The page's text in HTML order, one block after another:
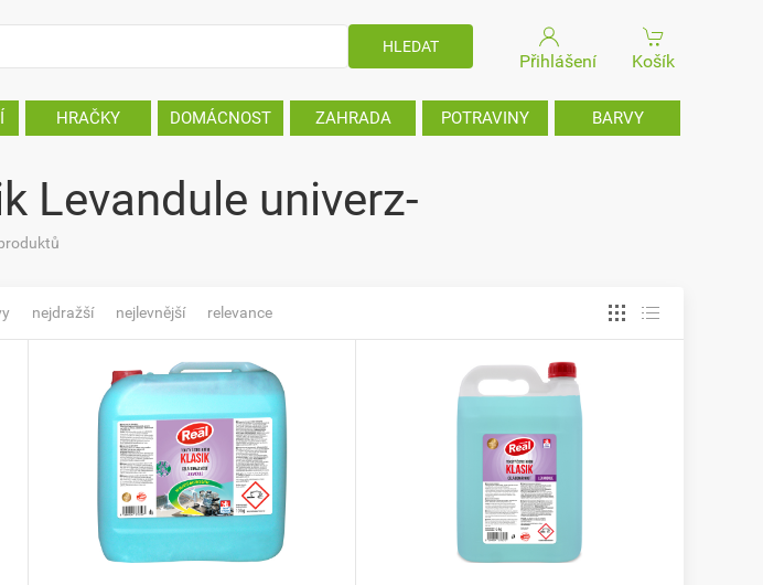
Přihlášení Košík
HRAČKY DOMÁCNOST ZAHRADA POTRAVINY BARVY
Levandule univerz-
nejdražší nejlevnější relevance